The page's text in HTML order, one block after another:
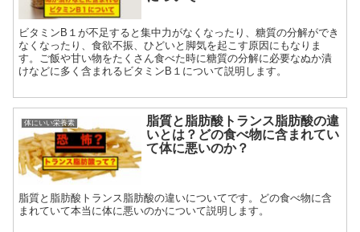
ビタミンB１が不足すると集中力がなくなったり、糖質の分解ができ
なくなったり、食欲不振、ひどいと脚気を起こす原因にもなりま
す。ご飯や甘い物をたくさん食べた時に糖質の分解に必要なぬか漬
けなどに多く含まれるビタミンB１について説明します。
体にいい栄養素
脂質と脂肪酸トランス脂肪酸の違
いとは？どの食べ物に含まれてい
て体に悪いのか？
脂質と脂肪酸トランス脂肪酸の違いについてです。どの食べ物に含
まれていて本当に体に悪いのかについて説明します。